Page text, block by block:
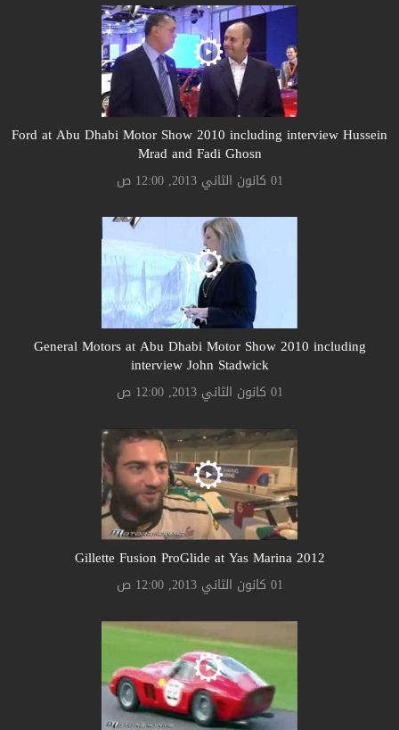
Ford at Abu Dhabi Motor Show 2010 including interview Hussein
Mrad and Fadi Ghosn
01 كانون الثاني 2013, 12:00 ص
General Motors at Abu Dhabi Motor Show 2010 including
interview John Stadwick
01 كانون الثاني 2013, 12:00 ص
Gillette Fusion ProGlide at Yas Marina 2012
01 كانون الثاني 2013, 12:00 ص